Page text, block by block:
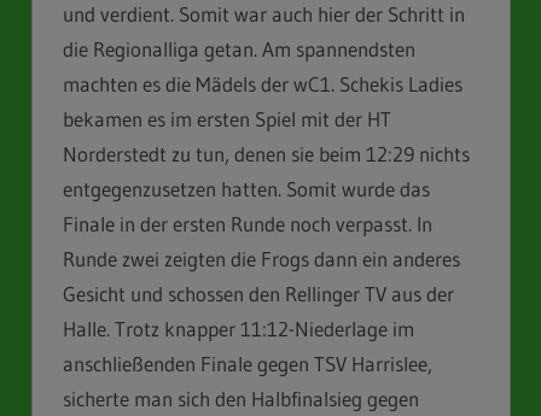
und verdient. Somit war auch hier der Schritt in
die Regionalliga getan. Am spannendsten
machten es die Mädels der wC1. Schekis Ladies
bekamen es im ersten Spiel mit der HT
Norderstedt zu tun, denen sie beim 12:29 nichts
entgegenzusetzen hatten. Somit wurde das
Finale in der ersten Runde noch verpasst. In
Runde zwei zeigten die Frogs dann ein anderes
Gesicht und schossen den Rellinger TV aus der
Halle. Trotz knapper 11:12-Niederlage im
anschließenden Finale gegen TSV Harrislee,
sicherte man sich den Halbfinalsieg gegen